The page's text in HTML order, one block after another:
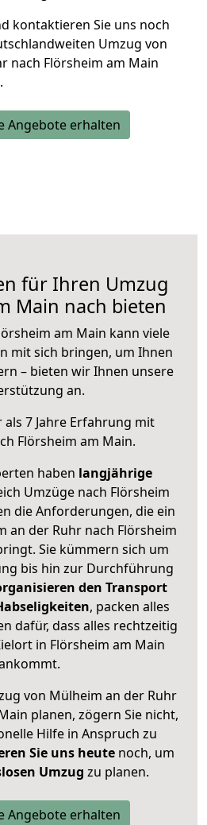
kontaktieren Sie uns noch
Umzug von
nach Flörsheim am Main
Angebote erhalten
für Ihren Umzug
Main nach bieten
am Main kann viele
mit sich bringen, um Ihnen
– bieten wir Ihnen unsere
an.
7 Jahre Erfahrung mit
Flörsheim am Main.
haben langjährige
Umzüge nach Flörsheim
die Anforderungen, die ein
an der Ruhr nach Flörsheim
Sie kümmern sich um
bis hin zur Durchführung
den Transport
, packen alles
dafür, dass alles rechtzeitig
in Flörsheim am Main
von Mülheim an der Ruhr
planen, zögern Sie nicht,
Hilfe in Anspruch zu
Sie uns heutenoch, um
Umzug zu planen.
Angebote erhalten